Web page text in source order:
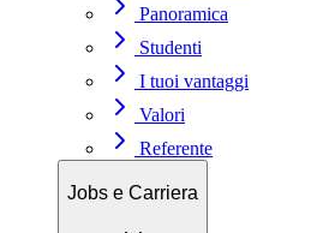
Panoramica
Studenti
I tuoi vantaggi
Valori
Referente
Jobs e Carriera